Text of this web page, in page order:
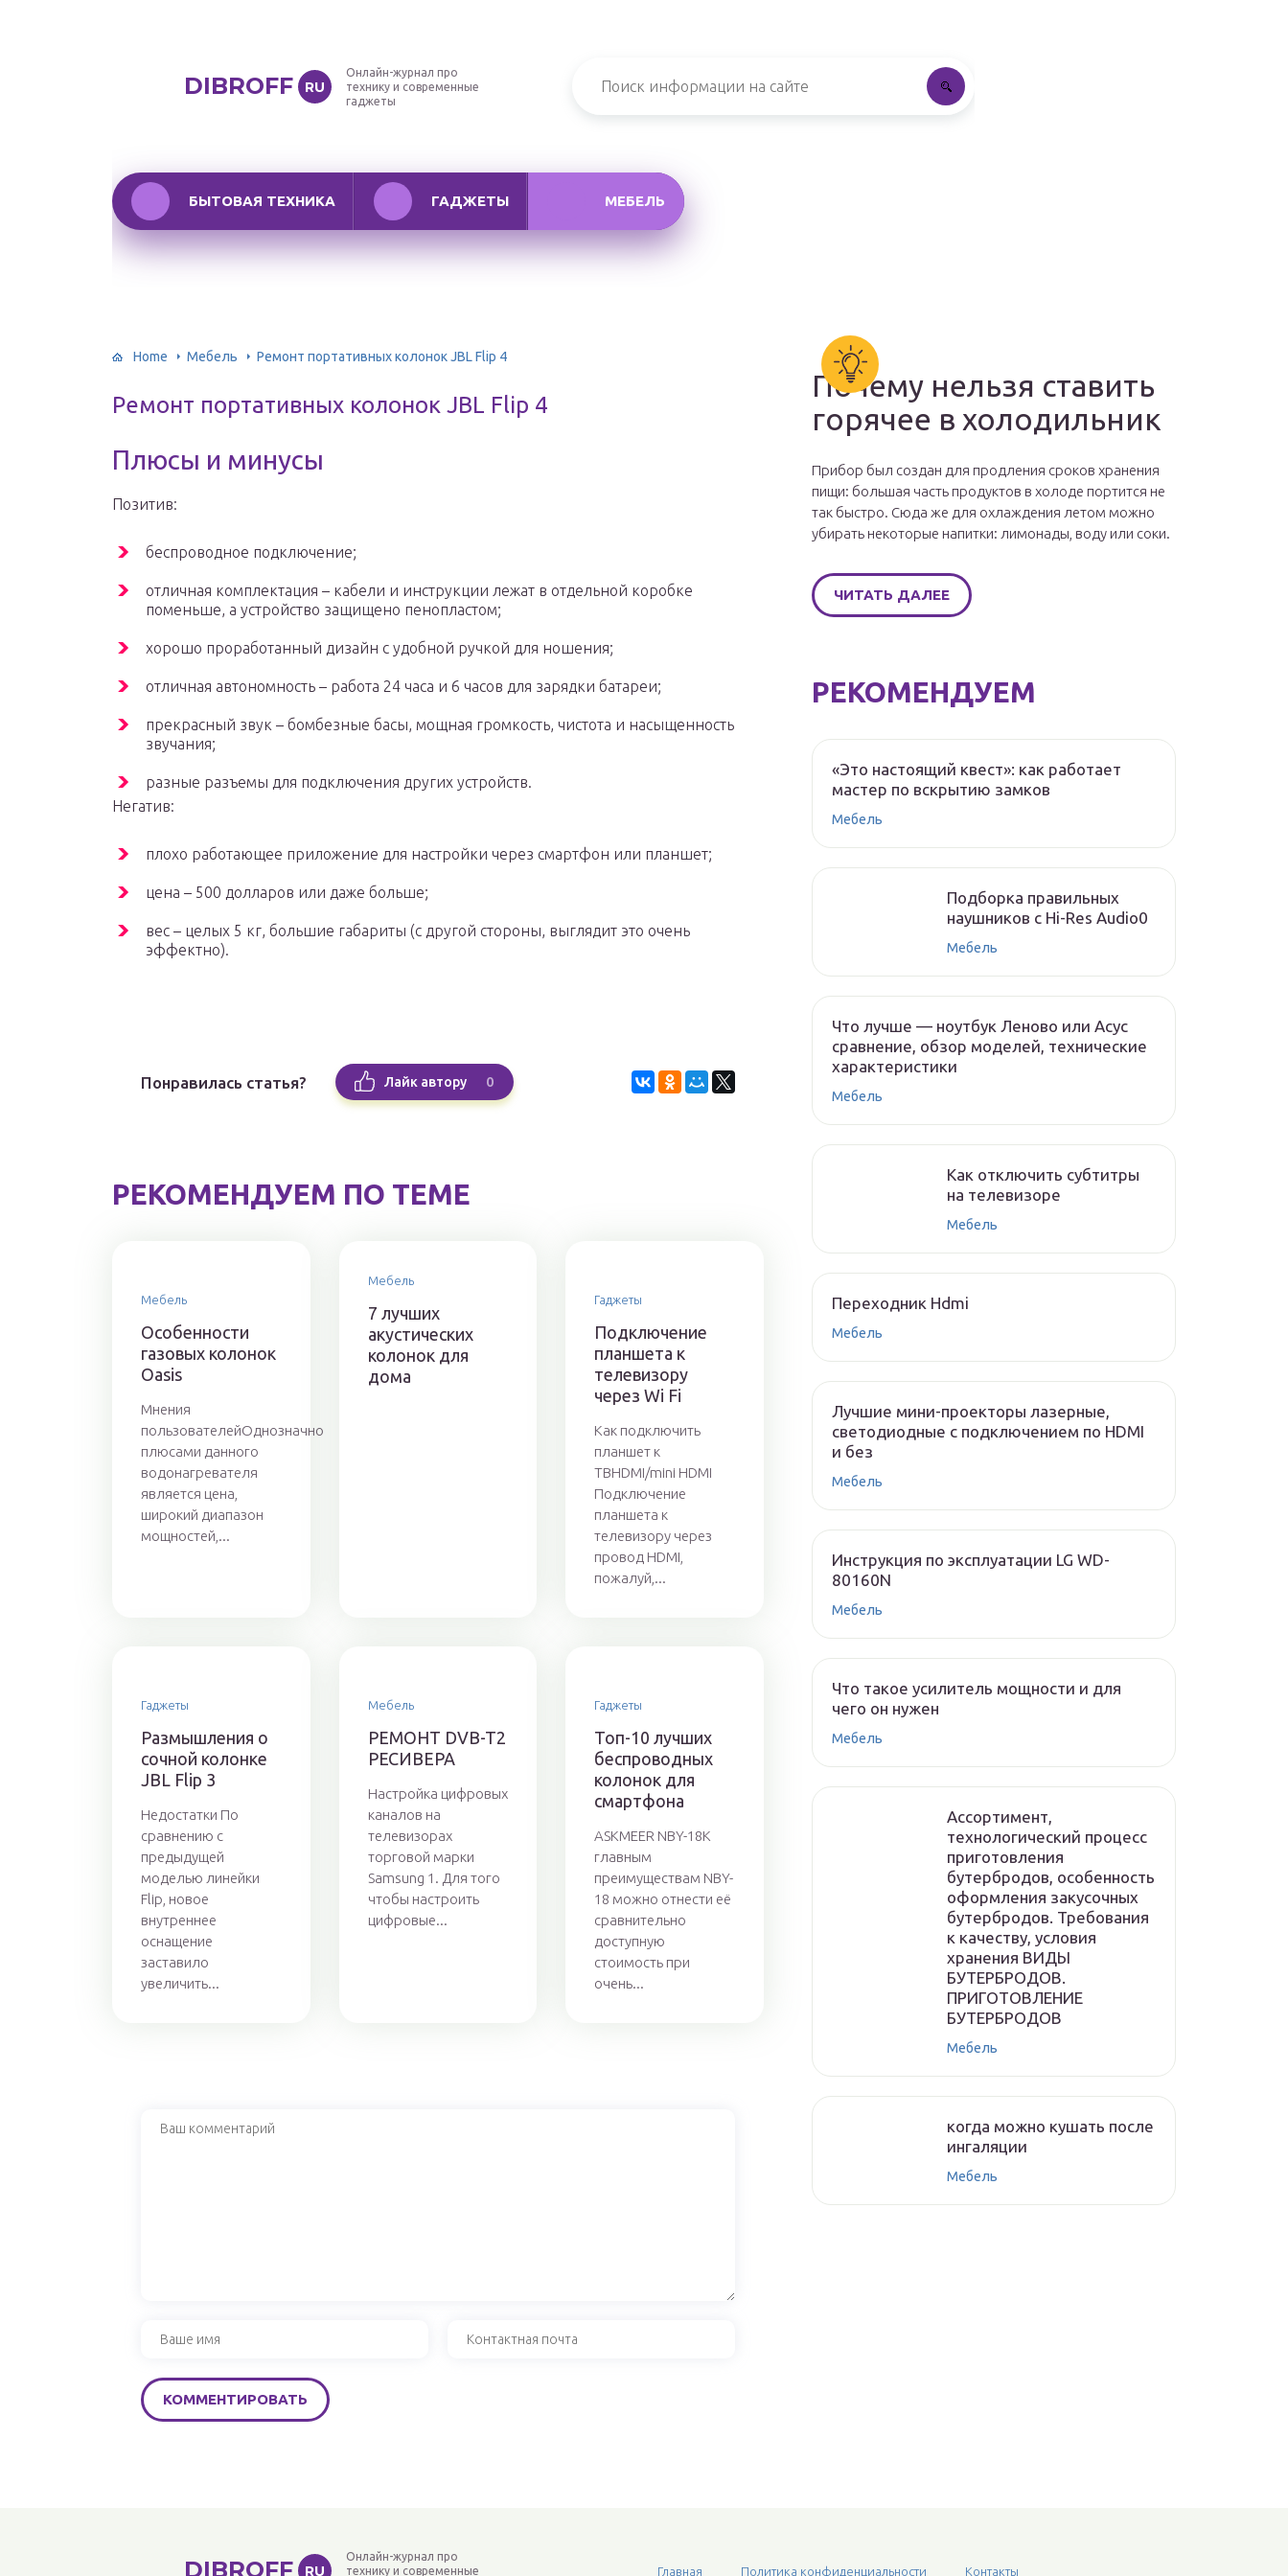
DIBROFF RU
Онлайн-журнал про
технику и современные
гаджеты
БЫТОВАЯ ТЕХНИКА ГАДЖЕТЫ МЕБЕЛЬ
Home Мебель Ремонт портативных колонок JBL Flip 4
Ремонт портативных колонок JBL Flip 4
Плюсы и минусы
Позитив:
беспроводное подключение;
отличная комплектация – кабели и инструкции лежат в отдельной коробке
поменьше, а устройство защищено пенопластом;
хорошо проработанный дизайн с удобной ручкой для ношения;
отличная автономность – работа 24 часа и 6 часов для зарядки батареи;
прекрасный звук – бомбезные басы, мощная громкость, чистота и насыщенность
звучания;
разные разъемы для подключения других устройств.
Негатив:
плохо работающее приложение для настройки через смартфон или планшет;
цена – 500 долларов или даже больше;
вес – целых 5 кг, большие габариты (с другой стороны, выглядит это очень
эффектно).
Понравилась статья? Лайк автору 0
РЕКОМЕНДУЕМ ПО ТЕМЕ
Мебель
Особенности
газовых колонок
Oasis
Мнения
пользователейОднозначно
плюсами данного
водонагревателя
является цена,
широкий диапазон
мощностей,...
Мебель
7 лучших
акустических
колонок для
дома
Гаджеты
Подключение
планшета к
телевизору
через Wi Fi
Как подключить
планшет к
ТВHDMI/mini HDMI
Подключение
планшета к
телевизору через
провод HDMI,
пожалуй,...
Гаджеты
Размышления о
сочной колонке
JBL Flip 3
Недостатки По
сравнению с
предыдущей
моделью линейки
Flip, новое
внутреннее
оснащение
заставило
увеличить...
Мебель
РЕМОНТ DVB-T2
РЕСИВЕРА
Настройка цифровых
каналов на
телевизорах
торговой марки
Samsung 1. Для того
чтобы настроить
цифровые...
Гаджеты
Топ-10 лучших
беспроводных
колонок для
смартфона
ASKMEER NBY-18К
главным
преимуществам NBY-
18 можно отнести её
сравнительно
доступную
стоимость при
очень...
Почему нельзя ставить
горячее в холодильник
Прибор был создан для продления сроков хранения
пищи: большая часть продуктов в холоде портится не
так быстро. Сюда же для охлаждения летом можно
убирать некоторые напитки: лимонады, воду или соки.
ЧИТАТЬ ДАЛЕЕ
РЕКОМЕНДУЕМ
«Это настоящий квест»: как работает
мастер по вскрытию замков
Мебель
Подборка правильных
наушников с Hi-Res Audio0
Мебель
Что лучше — ноутбук Леново или Асус
сравнение, обзор моделей, технические
характеристики
Мебель
Как отключить субтитры
на телевизоре
Мебель
Переходник Hdmi
Мебель
Лучшие мини-проекторы лазерные,
светодиодные с подключением по HDMI
и без
Мебель
Инструкция по эксплуатации LG WD-
80160N
Мебель
Что такое усилитель мощности и для
чего он нужен
Мебель
Ассортимент,
технологический процесс
приготовления
бутербродов, особенность
оформления закусочных
бутербродов. Требования
к качеству, условия
хранения ВИДЫ
БУТЕРБРОДОВ.
ПРИГОТОВЛЕНИЕ
БУТЕРБРОДОВ
Мебель
когда можно кушать после
ингаляции
Мебель
DIBROFF RU
Онлайн-журнал про
технику и современные
Главная Политика конфиденциальности Контакты